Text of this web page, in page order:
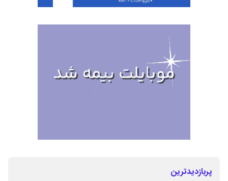
پربازدیدترین